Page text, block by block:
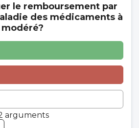
le remboursement par
des médicaments à
modéré?
arguments